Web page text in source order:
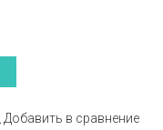
Добавить в сравнение